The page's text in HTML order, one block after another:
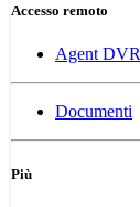
Accesso remoto
Agent DVR
Documenti
Più